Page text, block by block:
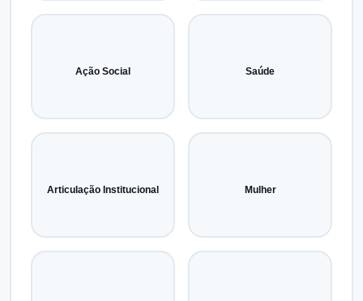
Ação Social Saúde
Articulação Institucional Mulher